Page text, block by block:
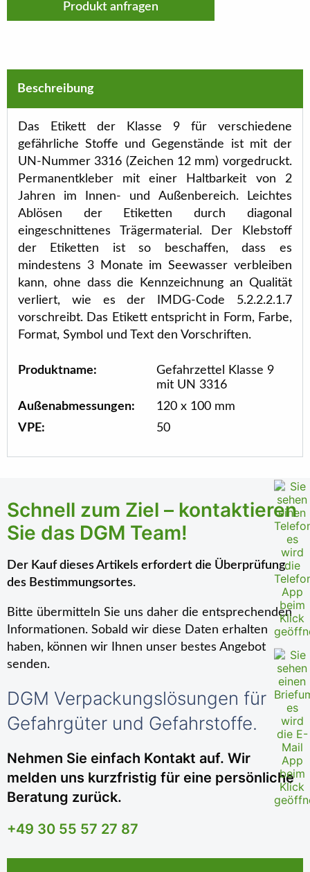
Produkt anfragen
Beschreibung
Das Etikett der Klasse 9 für verschiedene
gefährliche Stoffe und Gegenstände ist mit der
UN-Nummer 3316 (Zeichen 12 mm) vorgedruckt.
Permanentkleber mit einer Haltbarkeit von 2
Jahren im Innen- und Außenbereich. Leichtes
Ablösen der Etiketten durch diagonal
eingeschnittenes Trägermaterial. Der Klebstoff
der Etiketten ist so beschaffen, dass es
mindestens 3 Monate im Seewasser verbleiben
kann, ohne dass die Kennzeichnung an Qualität
verliert, wie es der IMDG-Code 5.2.2.2.1.7
vorschreibt. Das Etikett entspricht in Form, Farbe,
Format, Symbol und Text den Vorschriften.
Produktname:
Gefahrzettel Klasse 9
mit UN 3316
Außenabmessungen:
120 x 100 mm
VPE:
50
Schnell zum Ziel – kontaktieren
Sie das DGM Team!
Der Kauf dieses Artikels erfordert die Überprüfung
des Bestimmungsortes.
Bitte übermitteln Sie uns daher die entsprechenden
Informationen. Sobald wir diese Daten erhalten
haben, können wir Ihnen unser bestes Angebot
senden.
DGM Verpackungslösungen für
Gefahrgüter und Gefahrstoffe.
Nehmen Sie einfach Kontakt auf. Wir
melden uns kurzfristig für eine persönliche
Beratung zurück.
+49 30 55 57 27 87